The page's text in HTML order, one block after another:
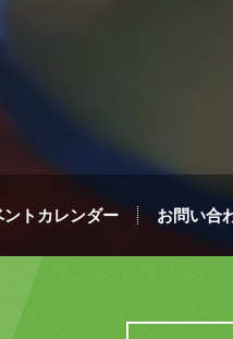
ントカレンダー お問い合